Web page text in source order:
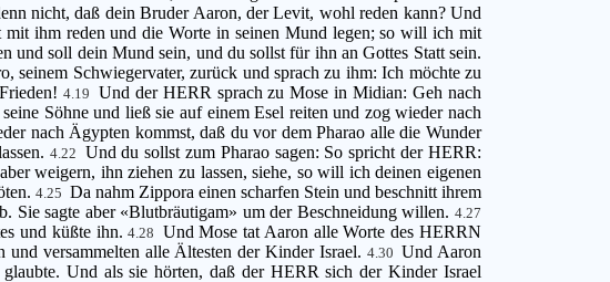
nicht, daß dein Bruder Aaron, der Levit, wohl reden kann? Und
mit ihm reden und die Worte in seinen Mund legen; so will ich mit
und soll dein Mund sein, und du sollst für ihn an Gottes Statt sein.
seinem Schwiegervater, zurück und sprach zu ihm: Ich möchte zu
4.19 Und der HERR sprach zu Mose in Midian: Geh nach
Söhne und ließ sie auf einem Esel reiten und zog wieder nach
nach Ägypten kommst, daß du vor dem Pharao alle die Wunder
4.22 Und du sollst zum Pharao sagen: So spricht der HERR:
weigern, ihn ziehen zu lassen, siehe, so will ich deinen eigenen
4.25 Da nahm Zippora einen scharfen Stein und beschnitt ihrem
Sie sagte aber «Blutbräutigam» um der Beschneidung willen. 4.27
und küßte ihn.4.28 Und Mose tat Aaron alle Worte des HERRN
versammelten alle Ältesten der Kinder Israel. 4.30 Und Aaron
Und als sie hörten, daß der HERR sich der Kinder Israel